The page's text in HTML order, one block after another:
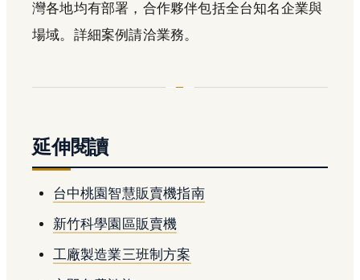
灣各地均有部署，合作夥伴包括全台知名企業與
場域。詳細案例請洽業務。
延伸閱讀
台中桃園智慧販賣機指南
新竹科學園區販賣機
工廠製造業三班制方案